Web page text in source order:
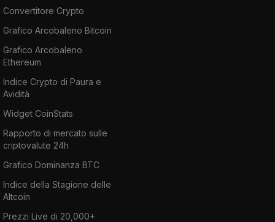
Convertitore Crypto
Grafico Arcobaleno Bitcoin
Grafico Arcobaleno
Ethereum
Indice Crypto di Paura e
Avidità
Widget CoinStats
Rapporto di mercato sulle
criptovalute 24h
Grafico Dominanza BTC
Indice della Stagione delle
Altcoin
Prezzi Live di 20,000+